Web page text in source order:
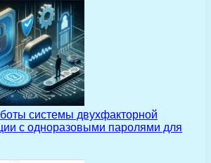
системы двухфакторной
с одноразовыми паролями для